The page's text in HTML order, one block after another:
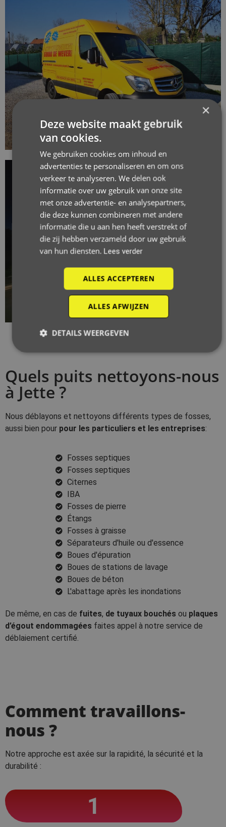
Quels puits nettoyons-nous
à Jette ?
Nous déblayons et nettoyons différents types de fosses,
aussi bien pour pour les particuliers et les entreprises:
Fosses septiques
Fosses septiques
Citernes
IBA
Fosses de pierre
Étangs
Fosses à graisse
Séparateurs d'huile ou d'essence
Boues d'épuration
Boues de stations de lavage
Boues de béton
L'abattage après les inondations
De même, en cas de fuites, de tuyaux bouchés ou plaques
d’égout endommagées faites appel à notre service de
déblaiement certifié.
Comment travaillons-
nous ?
Notre approche est axée sur la rapidité, la sécurité et la
durabilité :
1
×
Deze website maakt gebruik
van cookies.
We gebruiken cookies om inhoud en
advertenties te personaliseren en om ons
verkeer te analyseren. We delen ook
informatie over uw gebruik van onze site
met onze advertentie- en analysepartners,
die deze kunnen combineren met andere
informatie die u aan hen heeft verstrekt of
die zij hebben verzameld door uw gebruik
van hun diensten. Lees verder
ALLES ACCEPTEREN
ALLES AFWIJZEN
DETAILS WEERGEVEN